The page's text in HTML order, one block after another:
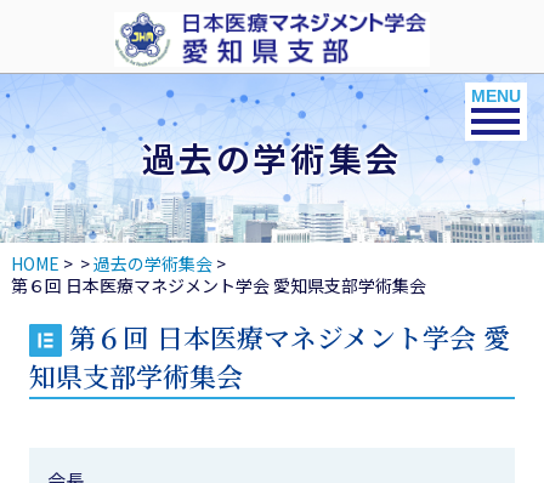
Toggle
MENU
過去の学術集会
HOME > >過去の学術集会>
第６回 日本医療マネジメント学会 愛知県支部学術集会
第６回 日本医療マネジメント学会 愛
知県支部学術集会